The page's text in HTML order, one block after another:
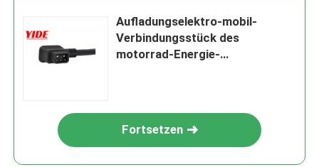
Aufladungselektro-mobil-
Verbindungsstück des
motorrad-Energie-
Fortsetzen